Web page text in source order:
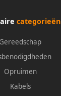
categorieën
Gereedschap
Opruimen
Kabels